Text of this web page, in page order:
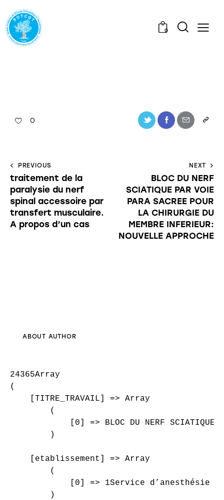
0
0
PREVIOUS
traitement de la
paralysie du nerf
spinal accessoire par
transfert musculaire.
A propos d’un cas
NEXT
BLOC DU NERF
SCIATIQUE PAR VOIE
PARA SACREE POUR
LA CHIRURGIE DU
MEMBRE INFERIEUR:
NOUVELLE APPROCHE
ABOUT AUTHOR
24365Array
(
    [TITRE_TRAVAIL] => Array
        (
[0] => BLOC DU NERF SCIATIQUE
        )
    [etablissement] => Array
        (
[0] => 1Service d’anesthésie
        )